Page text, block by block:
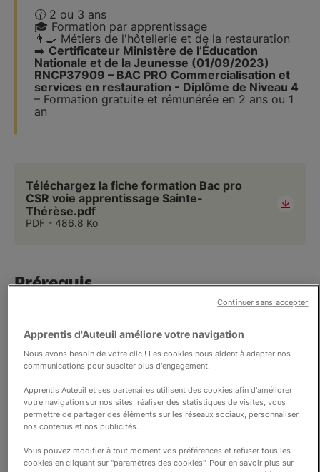
🕜 2 ou 3 ans
🎓 Formation par apprentissage
👨‍🍳 Métiers de l'hôtellerie et de la restauration
➡️ Certificateur Ministère de l’Éducation
Nationale et de la Jeunesse (01/09/2023)
RNCP37909 – BAC PRO Commercialisation et
services en restauration - Diplôme de Niveau 4
– Formation gratuite et rémunérée en 2 ans ou 1
an
Téléchargez la fiche formation Bac pro
CSR voie apprentissage Sainte-
Thérèse.pdf
PDF 486.8 Ko
Prérequis
L’âge minimumest de16 ansetl’âge
maximum
est de 30 ans
(29 ans révolus).
Il peut être abaissé à 15 ans si le jeune a atteint cet
âge entre la rentrée scolaire et le 31 décembre de
l’année civile, et qu’il a terminé son année de 3
➡️ Entrée en classe de 1ère (Bac pro en 2 ans):
maximumest de30 ans(29 ans révolus).
Apprentis d'Auteuil améliore votre navigation
Nous avons besoin de votre clic ! Les cookies nous aident à adapter nos
communications pour susciter plus d'engagement.
Apprentis Auteuil et ses partenaires utilisent des cookies afin d'améliorer
votre navigation sur nos sites, réaliser des statistiques de visites, vous
permettre de partager des éléments sur les réseaux sociaux, personnaliser
nos contenus et nos publicités.
Vous pouvez modifier à tout moment vos préférences et refuser tous les
cookies en cliquant sur "paramètres des cookies". Pour en savoir plus sur
Continuer sans accepter